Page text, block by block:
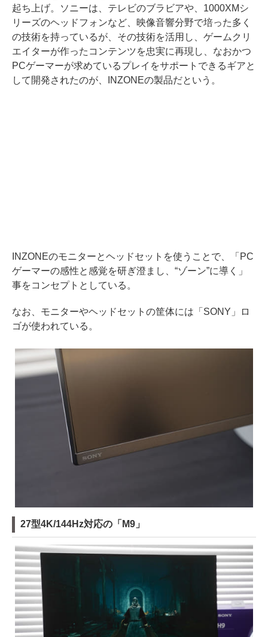
起ち上げ。ソニーは、テレビのブラビアや、1000XMシ
リーズのヘッドフォンなど、映像音響分野で培った多く
の技術を持っているが、その技術を活用し、ゲームクリ
エイターが作ったコンテンツを忠実に再現し、なおかつ
PCゲーマーが求めているプレイをサポートできるギアと
して開発されたのが、INZONEの製品だという。
INZONEのモニターとヘッドセットを使うことで、「PC
ゲーマーの感性と感覚を研ぎ澄まし、“ゾーン”に導く」
事をコンセプトとしている。
なお、モニターやヘッドセットの筐体には「SONY」ロ
ゴが使われている。
27型4K/144Hz対応の「M9」